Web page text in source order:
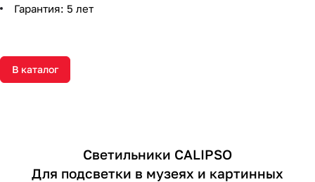
Гарантия: 5 лет
В каталог
Светильники CALIPSO
Для подсветки в музеях и картинных